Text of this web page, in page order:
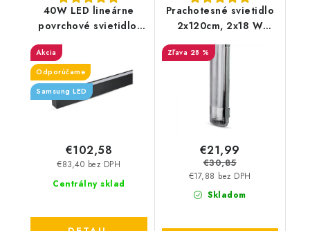
40W LED lineárne
povrchové svietidlo,
120cm - 3400lm -
stmievateľné - čierne
Akcia
Odporúčame
Samsung LED
Centrálny sklad
€83,40 bez DPH
€102,58
Prachotesné svietidlo
2x120cm, 2x18 W
trubice GRÁTIS IP65
28 %
Skladom
€17,88 bez DPH
€21,99
€30,85